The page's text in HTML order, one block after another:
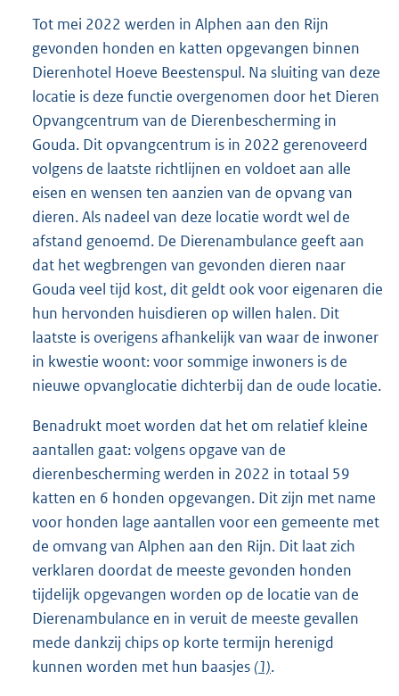
Tot mei 2022 werden in Alphen aan den Rijn
gevonden honden en katten opgevangen binnen
Dierenhotel Hoeve Beestenspul. Na sluiting van deze
locatie is deze functie overgenomen door het Dieren
Opvangcentrum van de Dierenbescherming in
Gouda. Dit opvangcentrum is in 2022 gerenoveerd
volgens de laatste richtlijnen en voldoet aan alle
eisen en wensen ten aanzien van de opvang van
dieren. Als nadeel van deze locatie wordt wel de
afstand genoemd. De Dierenambulance geeft aan
dat het wegbrengen van gevonden dieren naar
Gouda veel tijd kost, dit geldt ook voor eigenaren die
hun hervonden huisdieren op willen halen. Dit
laatste is overigens afhankelijk van waar de inwoner
in kwestie woont: voor sommige inwoners is de
nieuwe opvanglocatie dichterbij dan de oude locatie.
Benadrukt moet worden dat het om relatief kleine
aantallen gaat: volgens opgave van de
dierenbescherming werden in 2022 in totaal 59
katten en 6 honden opgevangen. Dit zijn met name
voor honden lage aantallen voor een gemeente met
de omvang van Alphen aan den Rijn. Dit laat zich
verklaren doordat de meeste gevonden honden
tijdelijk opgevangen worden op de locatie van de
Dierenambulance en in veruit de meeste gevallen
mede dankzij chips op korte termijn herenigd
kunnen worden met hun baasjes (1).